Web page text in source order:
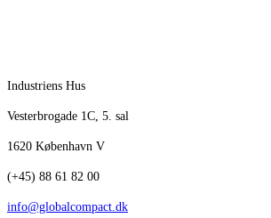
Industriens Hus
Vesterbrogade 1C, 5. sal
1620 København V
(+45) 88 61 82 00
info@globalcompact.dk